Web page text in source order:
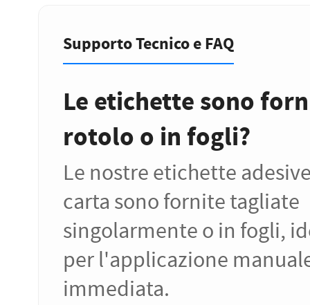
Supporto Tecnico e FAQ
Le etichette sono
rotolo o in fogli?
Le nostre etichette
carta sono fornite tagliate
singolarmente o in fogli,
per l'applicazione
immediata.